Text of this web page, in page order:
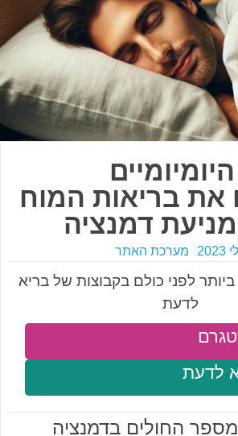
את בריאות המוח
דמנציה
מערכת האתר
לפני כולם בקבוצות של בריא
לדעת
לדעת
החולים בדמנציה